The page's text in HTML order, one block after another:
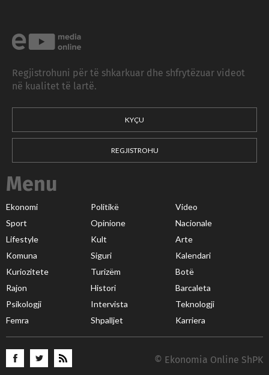
Regjistrohuni për të shkarkuar dhe shfrytëzuar videot
në kualitet të lartë.
KYÇU
REGJISTROHU
Menu
Ekonomi Politikë
Video
Sport
Opinione
Nacionale
Lifestyle
Kult
Arte
Komuna
Siguri
Kalendari
Kuriozitete
Turizëm
Botë
Rajon
Histori
Barcaleta
Psikologji
Intervista
Teknologji
Femra
Shpalljet Karriera
© Ekonomia Online ShPK